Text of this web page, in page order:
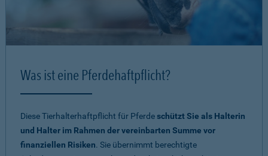
Was ist eine Pferdehaftpflicht?
Diese Tierhalterhaftpflicht für Pferdeschützt Sie als Halterin
und Halter im Rahmen der vereinbarten Summe vor
finanziellen Risiken. Sie übernimmt berechtigte